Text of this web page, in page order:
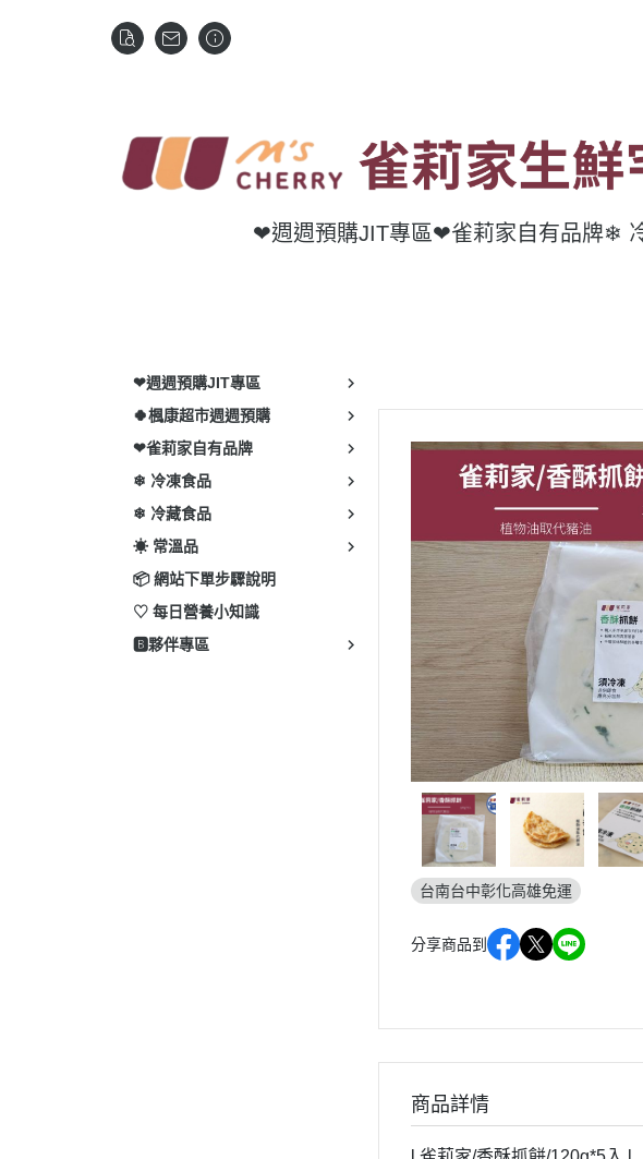
❤週週預購JIT專區❤雀莉家自有品牌❄
❤週週預購JIT專區
🍀楓康超市週週預購
❤雀莉家自有品牌
❄ 冷凍食品
❄ 冷藏食品
☀ 常溫品
📦 網站下單步驟說明
♡ 每日營養小知識
🅱️夥伴專區
台南台中彰化高雄免運
分享商品到
商品詳情